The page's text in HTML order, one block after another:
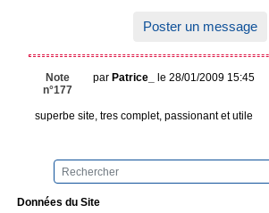
Données du Site
Poster un message
Note
n°177
par Patrice_ le 28/01/2009 15:45
superbe site, tres complet, passionant et utile